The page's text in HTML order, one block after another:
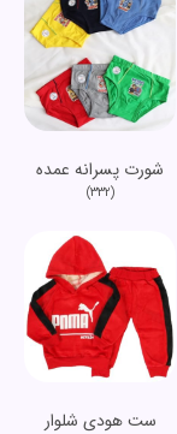
شورت پسرانه عمده
(332)
ست هودی شلوار